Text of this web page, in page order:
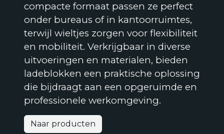
compacte formaat passen ze perfect
onder bureaus of in kantoorruimtes,
terwijl wieltjes zorgen voor flexibiliteit
en mobiliteit. Verkrijgbaar in diverse
uitvoeringen en materialen, bieden
ladeblokken een praktische oplossing
die bijdraagt aan een opgeruimde en
professionele werkomgeving.
Naar producten